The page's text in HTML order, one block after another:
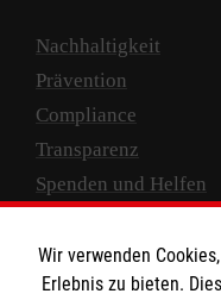
Nachhaltigkeit
Prävention
Compliance
Transparenz
Spenden und Helfen
Empfänger:
Wir verwenden
Erlebnis zu bieten.